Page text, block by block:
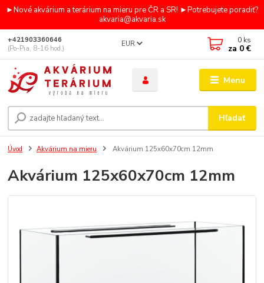
►Nové akvárium a terárium na mieru pre ČR a SR! ►Potrebujete poradiť?
akvaria@akvaria.sk
Menu
EUR
Hľadať
+421903360646
(Po-Pia, 8-16 hod.)
0 ks
za 0 €
Úvod Akvárium na mieru Akvárium 125x60x70cm 12mm
Akvárium 125x60x70cm 12mm